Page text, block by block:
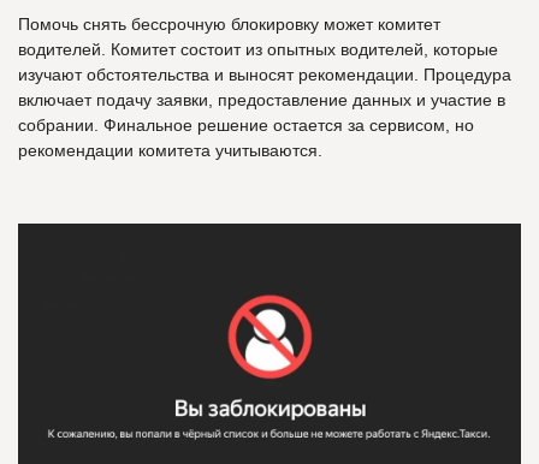
Помочь снять бессрочную блокировку может комитет
водителей. Комитет состоит из опытных водителей, которые
изучают обстоятельства и выносят рекомендации. Процедура
включает подачу заявки, предоставление данных и участие в
собрании. Финальное решение остается за сервисом, но
рекомендации комитета учитываются.